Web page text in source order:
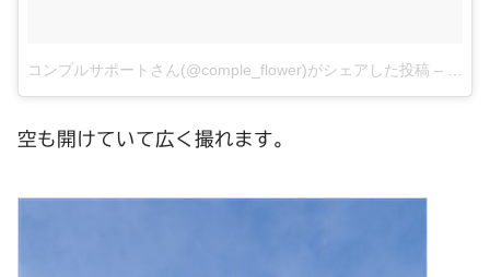
コンプルサポートさん(@comple_flower)がシェアした投稿 –
空も開けていて広く撮れます。